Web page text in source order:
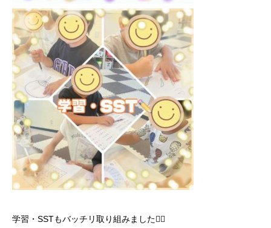
学習・ SSTもバッチリ取り組みました👌🏻